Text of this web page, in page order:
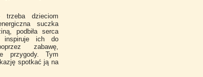
dzieciom
suczka
podbiła serca
inspiruje ich do
zabawę,
przygody. Tym
spotkać ją na